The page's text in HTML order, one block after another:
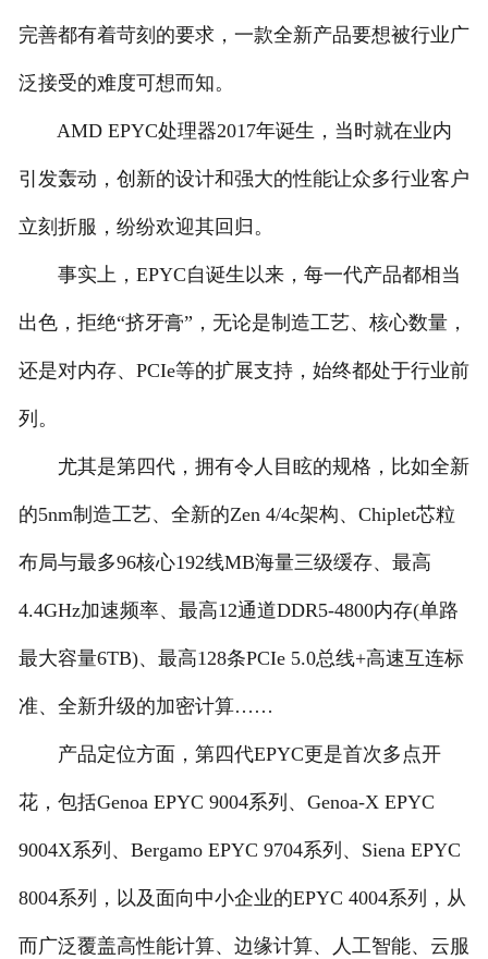
完善都有着苛刻的要求，一款全新产品要想被行业广
泛接受的难度可想而知。
AMD EPYC处理器2017年诞生，当时就在业内
引发轰动，创新的设计和强大的性能让众多行业客户
立刻折服，纷纷欢迎其回归。
事实上，EPYC自诞生以来，每一代产品都相当
出色，拒绝“挤牙膏”，无论是制造工艺、核心数量，
还是对内存、PCIe等的扩展支持，始终都处于行业前
列。
尤其是第四代，拥有令人目眩的规格，比如全新
的5nm制造工艺、全新的Zen 4/4c架构、Chiplet芯粒
布局与最多96核心192线MB海量三级缓存、最高
4.4GHz加速频率、最高12通道DDR5-4800内存(单路
最大容量6TB)、最高128条PCIe 5.0总线+高速互连标
准、全新升级的加密计算……
产品定位方面，第四代EPYC更是首次多点开
花，包括Genoa EPYC 9004系列、Genoa-X EPYC
9004X系列、Bergamo EPYC 9704系列、Siena EPYC
8004系列，以及面向中小企业的EPYC 4004系列，从
而广泛覆盖高性能计算、边缘计算、人工智能、云服